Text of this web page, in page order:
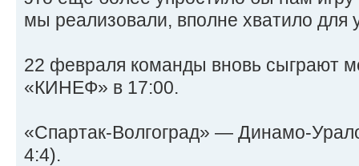
мы реализовали, вполне хватило для
22 февраля команды вновь сыграют
«КИНЕФ» в 17:00.
«Спартак-Волгоград» — Динамо-
4:4).